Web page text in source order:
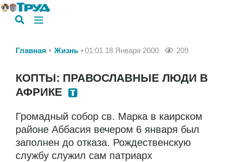
Главная Жизнь 01:01 18 Января 2000 209
КОПТЫ: ПРАВОСЛАВНЫЕ ЛЮДИ В
АФРИКЕ
Громадный собор св. Марка в каирском
районе Аббасия вечером 6 января был
заполнен до отказа. Рождественскую
службу служил сам патриарх